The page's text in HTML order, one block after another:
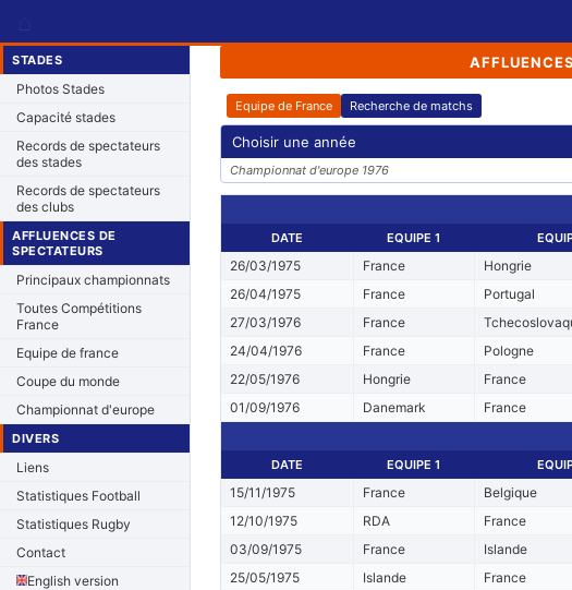
STADES
Photos Stades
Capacité stades
Records de spectateurs
des stades
Records de spectateurs
des clubs
AFFLUENCES DE
SPECTATEURS
Principaux championnats
Toutes Compétitions
France
Equipe de france
Coupe du monde
Championnat d'europe
DIVERS
Liens
Statistiques Football
Statistiques Rugby
Contact
English version
Equipe de France Recherche de matchs
Choisir une année
Championnat d'europe 1976
DATE
EQUIPE 1
26/03/1975 France Hongrie
26/04/1975
France Portugal
27/03/1976
France
24/04/1976
France Pologne
22/05/1976
Hongrie France
01/09/1976
Danemark France
DATE
EQUIPE 1
15/11/1975 France Belgique
12/10/1975
RDA France
03/09/1975
France Islande
25/05/1975
Islande France